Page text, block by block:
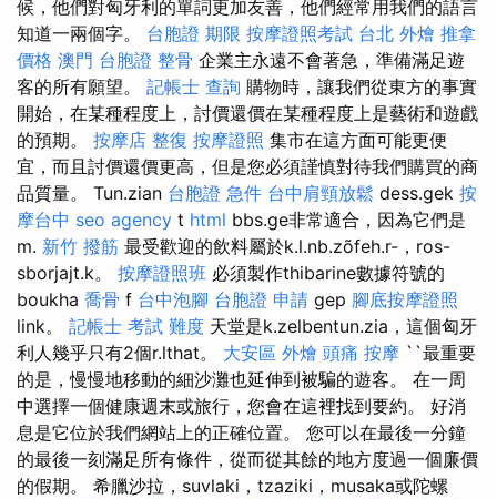
候，他們對匈牙利的單詞更加友善，他們經常用我們的語言
知道一兩個字。 台胞證 期限 按摩證照考試 台北 外燴 推拿
價格 澳門 台胞證 整骨 企業主永遠不會著急，準備滿足遊
客的所有願望。 記帳士 查詢 購物時，讓我們從東方的事實
開始，在某種程度上，討價還價在某種程度上是藝術和遊戲
的預期。 按摩店 整復 按摩證照 集市在這方面可能更便
宜，而且討價還價更高，但是您必須謹慎對待我們購買的商
品質量。 Tun.zian 台胞證 急件 台中肩頸放鬆 dess.gek 按
摩台中 seo agency t html bbs.ge非常適合，因為它們是
m. 新竹 撥筋 最受歡迎的飲料屬於k.l.nb.zõfeh.r-，ros-
sborjajt.k。 按摩證照班 必須製作thibarine數據符號的
boukha 喬骨 f 台中泡腳 台胞證 申請 gep 腳底按摩證照
link。 記帳士 考試 難度 天堂是k.zelbentun.zia，這個匈牙
利人幾乎只有2個r.lthat。 大安區 外燴 頭痛 按摩 ``最重要
的是，慢慢地移動的細沙灘也延伸到被騙的遊客。 在一周
中選擇一個健康週末或旅行，您會在這裡找到要約。 好消
息是它位於我們網站上的正確位置。 您可以在最後一分鐘
的最後一刻滿足所有條件，從而從其餘的地方度過一個廉價
的假期。 希臘沙拉，suvlaki，tzaziki，musaka或陀螺